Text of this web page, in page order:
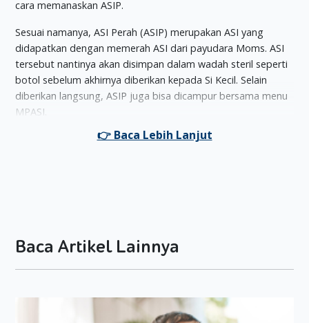
cara memanaskan ASIP.
Sesuai namanya, ASI Perah (ASIP) merupakan ASI yang
didapatkan dengan memerah ASI dari payudara Moms. ASI
tersebut nantinya akan disimpan dalam wadah steril seperti
botol sebelum akhirnya diberikan kepada Si Kecil. Selain
diberikan langsung, ASIP juga bisa dicampur bersama menu
MPASI.
Menurut Asosiasi Ibu Menyusui Indonesia (AIMI), berapa
perhitungan tersebut.
Botol plastik atau kaca yang sudah steril.
Baca Artikel Lainnya